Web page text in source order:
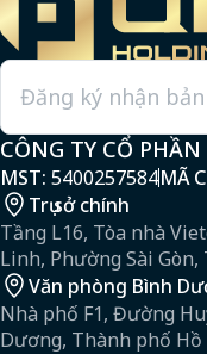
Email
CÔNG TY CỔ
MST: 5400257584MÃ
Trụ sở chính
Tầng L16, Tòa nhà
Linh, Phường Sài
Văn phòng Bình
Nhà phố F1, Đường
Dương, Thành phố